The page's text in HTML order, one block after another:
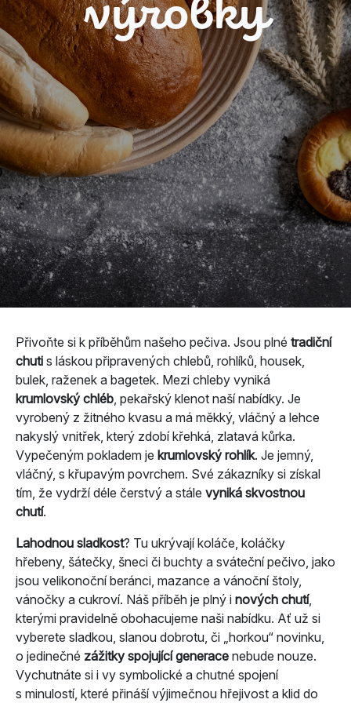
výrobky
Přivoňte si k příběhům našeho pečiva. Jsou plné tradiční
chuti s láskou připravených chlebů, rohlíků, housek,
bulek, raženek a bagetek. Mezi chleby vyniká
krumlovský chléb , pekařský klenot naší nabídky. Je
vyrobený z žitného kvasu a má měkký, vláčný a lehce
nakyslý vnitřek, který zdobí křehká, zlatavá kůrka.
Vypečeným pokladem je krumlovský rohlík. Je jemný,
vláčný, s křupavým povrchem. Své zákazníky si získal
tím, že vydrží déle čerstvý a stále vyniká skvostnou
chutí.
Lahodnou sladkost? Tu ukrývají koláče, koláčky
hřebeny, šátečky, šneci či buchty a sváteční pečivo, jako
jsou velikonoční beránci, mazance a vánoční štoly,
vánočky a cukroví. Náš příběh je plný i nových chutí,
kterými pravidelně obohacujeme naši nabídku. Ať už si
vyberete sladkou, slanou dobrotu, či „horkou“ novinku,
o jedinečné zážitky spojující generace nebude nouze.
Vychutnáte si i vy symbolické a chutné spojení
s minulostí, které přináší výjimečnou hřejivost a klid do